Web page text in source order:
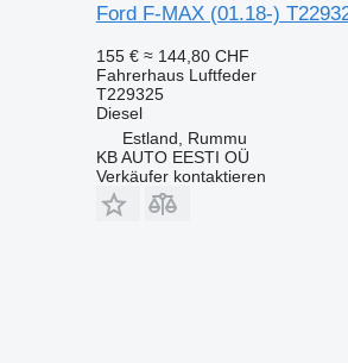
Ford F-MAX (01.18-)
155 € ≈ 144,80 CHF
Fahrerhaus Luftfeder
T229325
Diesel
Estland, Rummu
KB AUTO EESTI OÜ
Verkäufer kontaktieren